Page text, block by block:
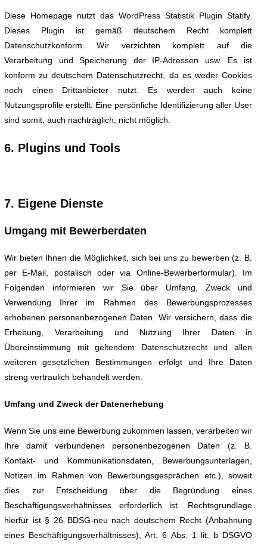
Diese Homepage nutzt das WordPress Statistik Plugin Statify.
Dieses Plugin ist gemäß deutschem Recht komplett
Datenschutzkonform. Wir verzichten komplett auf die
Verarbeitung und Speicherung der IP-Adressen usw. Es ist
konform zu deutschem Datenschutzrecht, da es weder Cookies
noch einen Drittanbieter nutzt. Es werden auch keine
Nutzungsprofile erstellt. Eine persönliche Identifizierung aller User
sind somit, auch nachträglich, nicht möglich.
6. Plugins und Tools
7. Eigene Dienste
Umgang mit Bewerberdaten
Wir bieten Ihnen die Möglichkeit, sich bei uns zu bewerben (z. B.
per E-Mail, postalisch oder via Online-Bewerberformular). Im
Folgenden informieren wir Sie über Umfang, Zweck und
Verwendung Ihrer im Rahmen des Bewerbungsprozesses
erhobenen personenbezogenen Daten. Wir versichern, dass die
Erhebung, Verarbeitung und Nutzung Ihrer Daten in
Übereinstimmung mit geltendem Datenschutzrecht und allen
weiteren gesetzlichen Bestimmungen erfolgt und Ihre Daten
streng vertraulich behandelt werden.
Umfang und Zweck der Datenerhebung
Wenn Sie uns eine Bewerbung zukommen lassen, verarbeiten wir
Ihre damit verbundenen personenbezogenen Daten (z. B.
Kontakt- und Kommunikationsdaten, Bewerbungsunterlagen,
Notizen im Rahmen von Bewerbungsgesprächen etc.), soweit
dies zur Entscheidung über die Begründung eines
Beschäftigungsverhältnisses erforderlich ist. Rechtsgrundlage
hierfür ist § 26 BDSG-neu nach deutschem Recht (Anbahnung
eines Beschäftigungsverhältnisses), Art. 6 Abs. 1 lit. b DSGVO